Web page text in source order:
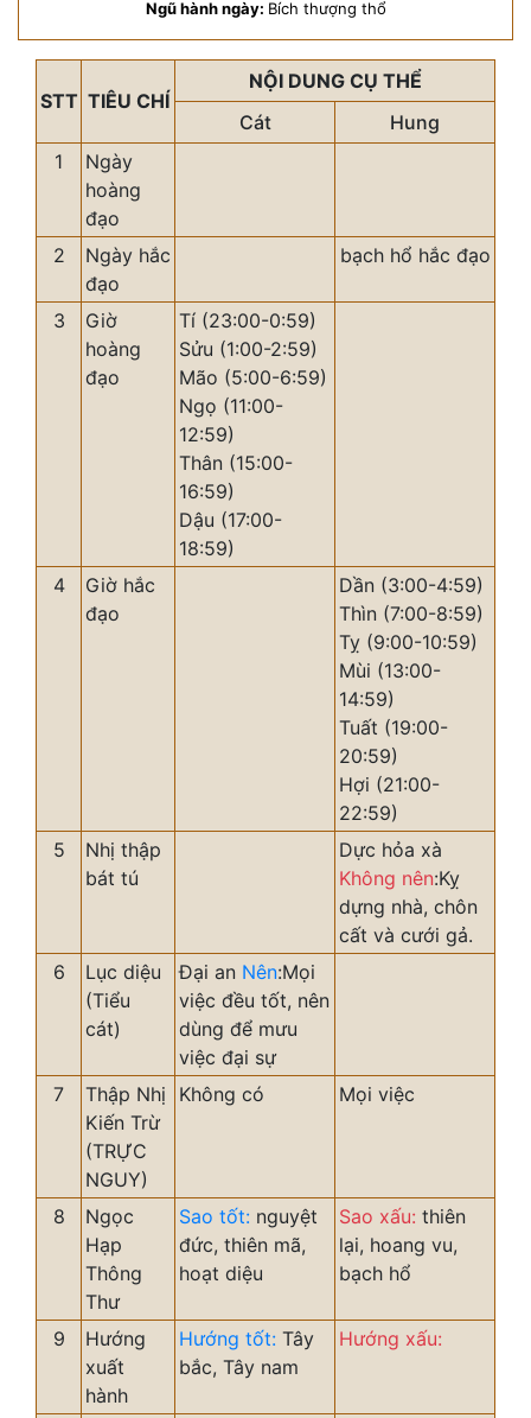
Ngũ hành ngày: Bích thượng thổ
STT TIÊU CHÍ
NỘI DUNG CỤ THỂ
Cát
Hung
1
Ngày
hoàng
đạo
2
Ngày hắc
đạo
bạch hổ hắc đạo
3
Giờ
hoàng
đạo
Tí (23:00-0:59)
Sửu (1:00-2:59)
Mão (5:00-6:59)
Ngọ (11:00-
12:59)
Thân (15:00-
16:59)
Dậu (17:00-
18:59)
4
Giờ hắc
đạo
Dần (3:00-4:59)
Thìn (7:00-8:59)
Tỵ (9:00-10:59)
Mùi (13:00-
14:59)
Tuất (19:00-
20:59)
Hợi (21:00-
22:59)
5
Nhị thập
bát tú
Dực hỏa xà
Không nên:Kỵ
dựng nhà, chôn
cất và cưới gả.
6
Lục diệu
(Tiểu
cát)
Đại an Nên:Mọi
việc đều tốt, nên
dùng để mưu
việc đại sự
7
Thập Nhị
Kiến Trừ
(TRỰC
NGUY)
Không có Mọi việc
8
Ngọc
Hạp
Thông
Thư
Sao tốt: nguyệt
đức, thiên mã,
hoạt diệu
Sao xấu: thiên
lại, hoang vu,
bạch hổ
9
Hướng
xuất
hành
Hướng tốt: Tây
bắc, Tây nam
Hướng xấu: